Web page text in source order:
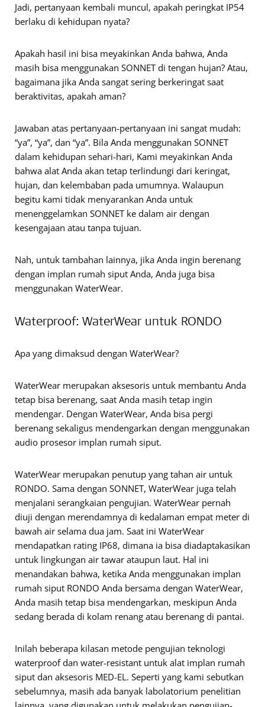
Jadi, pertanyaan kembali muncul, apakah peringkat IP54
berlaku di kehidupan nyata?
Apakah hasil ini bisa meyakinkan Anda bahwa, Anda
masih bisa menggunakan SONNET di tengan hujan? Atau,
bagaimana jika Anda sangat sering berkeringat saat
beraktivitas, apakah aman?
Jawaban atas pertanyaan-pertanyaan ini sangat mudah:
“ya”, “ya”, dan “ya”. Bila Anda menggunakan SONNET
dalam kehidupan sehari-hari, Kami meyakinkan Anda
bahwa alat Anda akan tetap terlindungi dari keringat,
hujan, dan kelembaban pada umumnya. Walaupun
begitu kami tidak menyarankan Anda untuk
menenggelamkan SONNET ke dalam air dengan
kesengajaan atau tanpa tujuan.
Nah, untuk tambahan lainnya, jika Anda ingin berenang
dengan implan rumah siput Anda, Anda juga bisa
menggunakan WaterWear.
Waterproof: WaterWear untuk RONDO
Apa yang dimaksud dengan WaterWear?
WaterWear merupakan aksesoris untuk membantu Anda
tetap bisa berenang, saat Anda masih tetap ingin
mendengar. Dengan WaterWear, Anda bisa pergi
berenang sekaligus mendengarkan dengan menggunakan
audio prosesor implan rumah siput.
WaterWear merupakan penutup yang tahan air untuk
RONDO. Sama dengan SONNET, WaterWear juga telah
menjalani serangkaian pengujian. WaterWear pernah
diuji dengan merendamnya di kedalaman empat meter di
bawah air selama dua jam. Saat ini WaterWear
mendapatkan rating IP68, dimana ia bisa diadaptakasikan
untuk lingkungan air tawar ataupun laut. Hal ini
menandakan bahwa, ketika Anda menggunakan implan
rumah siput RONDO Anda bersama dengan WaterWear,
Anda masih tetap bisa mendengarkan, meskipun Anda
sedang berada di kolam renang atau berenang di pantai.
Inilah beberapa kilasan metode pengujian teknologi
waterproof dan water-resistant untuk alat implan rumah
siput dan aksesoris MED-EL. Seperti yang kami sebutkan
sebelumnya, masih ada banyak labolatorium penelitian